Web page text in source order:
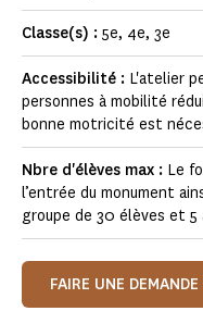
Classe(s) : 5e, 4e, 3e
Accessibilité : L'atelier
personnes à mobilité
bonne motricité est
Nbre d'élèves max : Le
l’entrée du monument
groupe de 30 élèves et 5
FAIRE UNE